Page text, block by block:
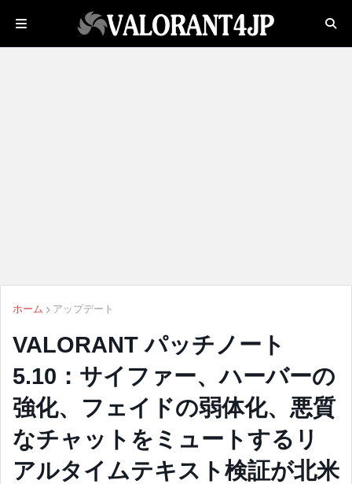
ホーム アップデート
VALORANT パッチノート
5.10：サイファー、ハーバーの
強化、フェイドの弱体化、悪質
なチャットをミュートするリ
アルタイムテキスト検証が北米